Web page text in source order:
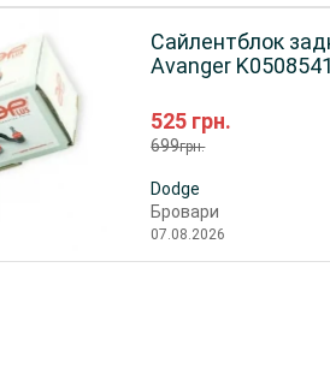
525 грн.
699грн.
Сайлентблок
Avanger
Dodge
Бровари
07.08.2026